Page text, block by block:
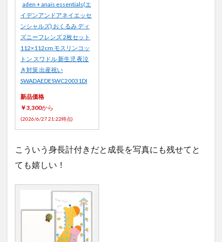
aden + anais essentials(エ
イデンアンドアネイエッセ
ンシャルズ) おくるみ ディ
ズニーフレンズ 2枚セット
112×112cm モスリンコッ
トン スワドル 新生児 夜泣
き対策 出産祝い
SWADAEDESWC20031DI
新品価格
￥3,300から
(2026/6/27 21:22時点)
こういう身長計付きだと成長を写真にも残せてと
ても嬉しい！